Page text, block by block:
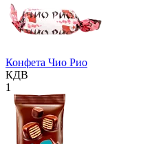
Конфета Чио Рио
КДВ
1